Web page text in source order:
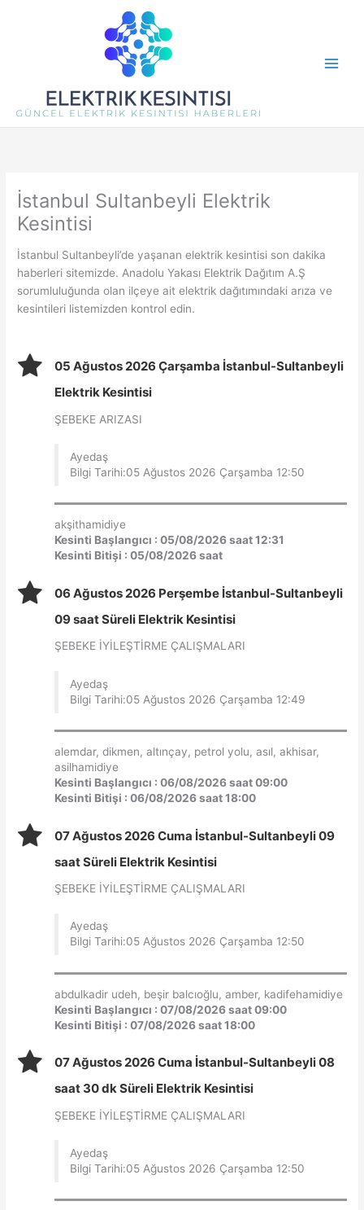
İstanbul Sultanbeyli Elektrik
Kesintisi
İstanbul Sultanbeyli’de yaşanan elektrik kesintisi son dakika
haberleri sitemizde. Anadolu Yakası Elektrik Dağıtım A.Ş
sorumluluğunda olan ilçeye ait elektrik dağıtımındaki arıza ve
kesintileri listemizden kontrol edin.
05 Ağustos 2026 Çarşamba İstanbul-Sultanbeyli
Elektrik Kesintisi
ŞEBEKE ARIZASI
Ayedaş
Bilgi Tarihi:05 Ağustos 2026 Çarşamba 12:50
akşithamidiye
Kesinti Başlangıcı : 05/08/2026 saat 12:31
Kesinti Bitişi : 05/08/2026 saat
06 Ağustos 2026 Perşembe İstanbul-Sultanbeyli
09 saat Süreli Elektrik Kesintisi
ŞEBEKE İYİLEŞTİRME ÇALIŞMALARI
Ayedaş
Bilgi Tarihi:05 Ağustos 2026 Çarşamba 12:49
alemdar, dikmen, altınçay, petrol yolu, asıl, akhisar,
asilhamidiye
Kesinti Başlangıcı : 06/08/2026 saat 09:00
Kesinti Bitişi : 06/08/2026 saat 18:00
07 Ağustos 2026 Cuma İstanbul-Sultanbeyli 09
saat Süreli Elektrik Kesintisi
ŞEBEKE İYİLEŞTİRME ÇALIŞMALARI
Ayedaş
Bilgi Tarihi:05 Ağustos 2026 Çarşamba 12:50
abdulkadir udeh, beşir balcıoğlu, amber, kadifehamidiye
Kesinti Başlangıcı : 07/08/2026 saat 09:00
Kesinti Bitişi : 07/08/2026 saat 18:00
07 Ağustos 2026 Cuma İstanbul-Sultanbeyli 08
saat 30 dk Süreli Elektrik Kesintisi
ŞEBEKE İYİLEŞTİRME ÇALIŞMALARI
Ayedaş
Bilgi Tarihi:05 Ağustos 2026 Çarşamba 12:50